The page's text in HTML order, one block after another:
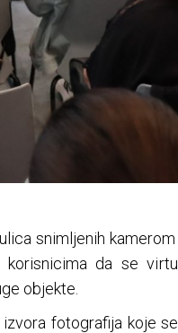
snimljenih
da se
objekte.
fotografija koje